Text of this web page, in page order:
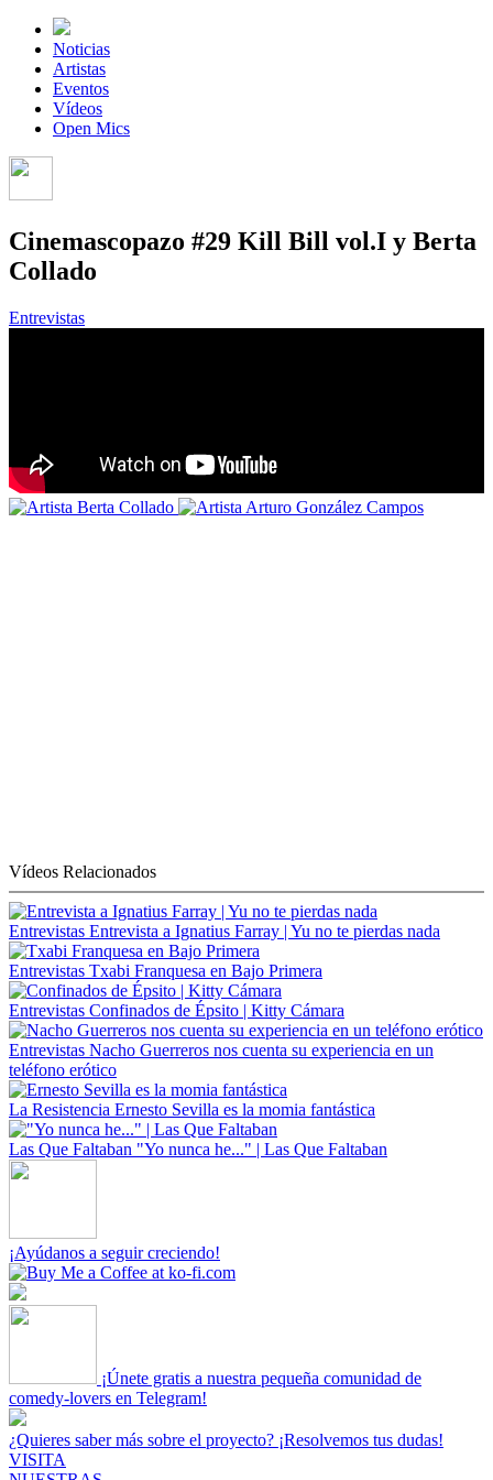
Noticias
Artistas
Eventos
Vídeos
Open Mics
Cinemascopazo #29 Kill Bill vol.I y Berta
Collado
Entrevistas
Vídeos Relacionados
Entrevistas Entrevista a Ignatius Farray | Yu no te pierdas nada
Entrevistas Txabi Franquesa en Bajo Primera
Entrevistas Confinados de Épsito | Kitty Cámara
Entrevistas Nacho Guerreros nos cuenta su experiencia en un
teléfono erótico
La Resistencia Ernesto Sevilla es la momia fantástica
Las Que Faltaban "Yo nunca he..." | Las Que Faltaban
¡Ayúdanos a seguir creciendo!
¡Únete gratis a nuestra pequeña comunidad de
comedy-lovers en Telegram!
¿Quieres saber más sobre el proyecto? ¡Resolvemos tus dudas!
VISITA